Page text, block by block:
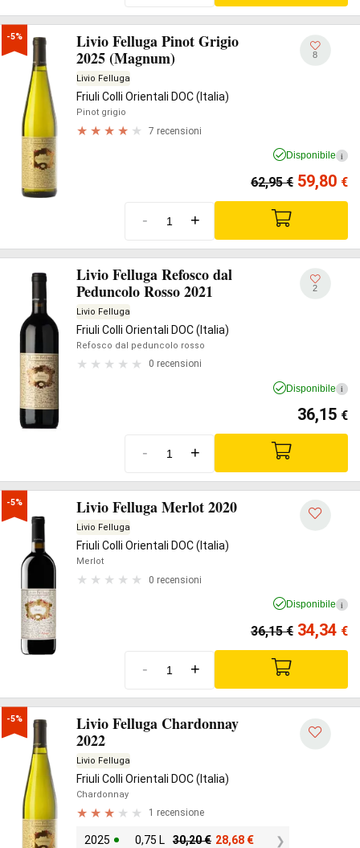
-5%
Livio Felluga Pinot Grigio
2025 (Magnum)
Livio Felluga
Friuli Colli Orientali DOC (Italia)
Pinot grigio
7 recensioni
8
Disponibile i
62,95€ 59,80 €
- +
Livio Felluga Refosco dal
Peduncolo Rosso 2021
Livio Felluga
Friuli Colli Orientali DOC (Italia)
Refosco dal peduncolo rosso
0 recensioni
2
Disponibile i
36,15 €
- +
-5% Livio Felluga Merlot 2020
Livio Felluga
Friuli Colli Orientali DOC (Italia)
Merlot
0 recensioni
Disponibile i
36,15€ 34,34 €
- +
-5%
Livio Felluga Chardonnay
2022
Livio Felluga
Friuli Colli Orientali DOC (Italia)
Chardonnay
1 recensione
2025 0,75 L 30,20€ 28,68 €